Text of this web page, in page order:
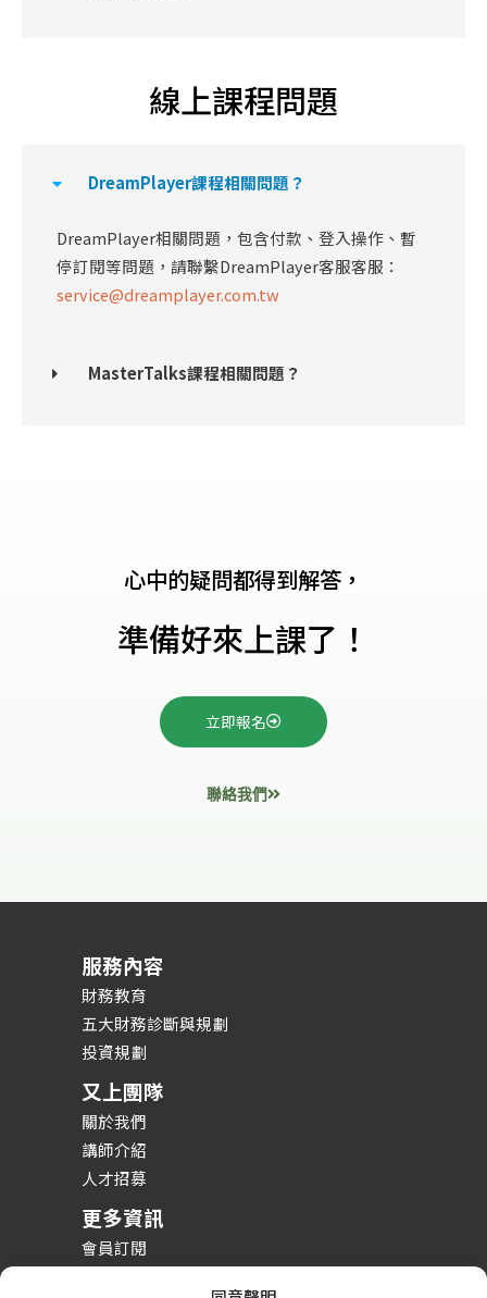
線上課程問題
DreamPlayer課程相關問題？
DreamPlayer相關問題，包含付款、登入操作、暫
停訂閱等問題，請聯繫DreamPlayer客服客服：
service@dreamplayer.com.tw
MasterTalks課程相關問題？
心中的疑問都得到解答，
準備好來上課了！
立即報名
聯絡我們
服務內容
財務教育
五大財務診斷與規劃
投資規劃
又上團隊
關於我們
講師介紹
人才招募
更多資訊
會員訂閱